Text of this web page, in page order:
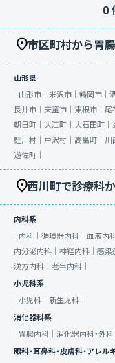
0
市区町村から胃
山形県
山形市｜ 米沢市｜ 鶴岡市｜
長井市｜ 天童市｜ 東根市｜ 尾
朝日町｜ 大江町｜ 大石田町｜
鮭川村｜ 戸沢村｜ 高畠町｜ 川
遊佐町｜
西川町で診療科
内科系
内科｜ 循環器内科｜ 血液内科
内分泌内科｜ 神経内科｜ 感染
漢方内科｜ 老年内科｜
小児科系
小児科｜ 新生児科｜
消化器科系
胃腸内科｜ 消化器内科・外科
眼科・耳鼻科・皮膚科・アレル